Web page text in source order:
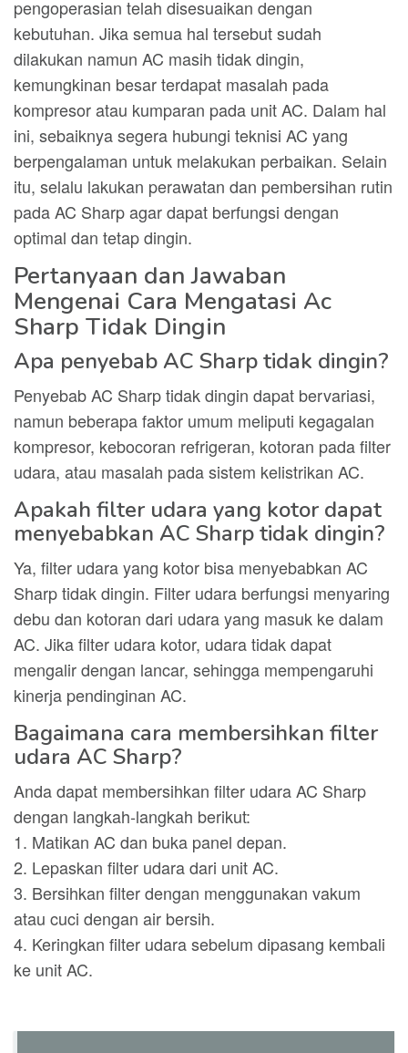
pengoperasian telah disesuaikan dengan
kebutuhan. Jika semua hal tersebut sudah
dilakukan namun AC masih tidak dingin,
kemungkinan besar terdapat masalah pada
kompresor atau kumparan pada unit AC. Dalam hal
ini, sebaiknya segera hubungi teknisi AC yang
berpengalaman untuk melakukan perbaikan. Selain
itu, selalu lakukan perawatan dan pembersihan rutin
pada AC Sharp agar dapat berfungsi dengan
optimal dan tetap dingin.
Pertanyaan dan Jawaban
Mengenai Cara Mengatasi Ac
Sharp Tidak Dingin
Apa penyebab AC Sharp tidak dingin?
Penyebab AC Sharp tidak dingin dapat bervariasi,
namun beberapa faktor umum meliputi kegagalan
kompresor, kebocoran refrigeran, kotoran pada filter
udara, atau masalah pada sistem kelistrikan AC.
Apakah filter udara yang kotor dapat
menyebabkan AC Sharp tidak dingin?
Ya, filter udara yang kotor bisa menyebabkan AC
Sharp tidak dingin. Filter udara berfungsi menyaring
debu dan kotoran dari udara yang masuk ke dalam
AC. Jika filter udara kotor, udara tidak dapat
mengalir dengan lancar, sehingga mempengaruhi
kinerja pendinginan AC.
Bagaimana cara membersihkan filter
udara AC Sharp?
Anda dapat membersihkan filter udara AC Sharp
dengan langkah-langkah berikut:
1. Matikan AC dan buka panel depan.
2. Lepaskan filter udara dari unit AC.
3. Bersihkan filter dengan menggunakan vakum
atau cuci dengan air bersih.
4. Keringkan filter udara sebelum dipasang kembali
ke unit AC.